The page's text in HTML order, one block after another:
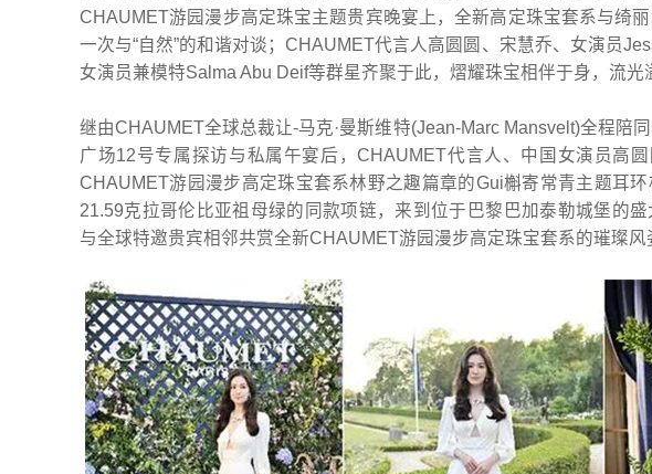
CHAUMET游园漫步高定珠宝主题贵宾晚宴上，全新高定珠宝套系与绮
一次与“自然”的和谐对谈；CHAUMET代言人高圆圆、宋慧乔、女演员
女演员兼模特Salma Abu Deif等群星齐聚于此，熠耀珠宝相伴于身，流光
继由CHAUMET全球总裁让-马克·曼斯维特(Jean-Marc Mansvelt)全程陪
广场12号专属探访与私属午宴后，CHAUMET代言人、中国女演员高
CHAUMET游园漫步高定珠宝套系林野之趣篇章的Gui槲寄常青主题耳
21.59克拉哥伦比亚祖母绿的同款项链，来到位于巴黎巴加泰勒城堡的盛
与全球特邀贵宾相邻共赏全新CHAUMET游园漫步高定珠宝套系的璀璨风